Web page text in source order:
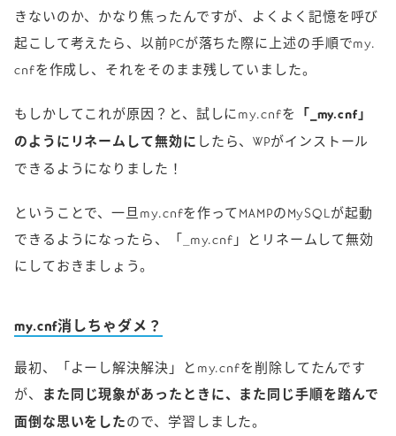
きないのか、かなり焦ったんですが、よくよく記憶を呼び
起こして考えたら、以前PCが落ちた際に上述の手順でmy.
cnfを作成し、それをそのまま残していました。
もしかしてこれが原因？と、試しにmy.cnfを
「_my.cnf」
のようにリネームして無効に したら、WPがインストール
できるようになりました！
ということで、一旦my.cnfを作ってMAMPのMySQLが起動
できるようになったら、「_my.cnf」とリネームして無効
にしておきましょう。
my.cnf消しちゃダメ？
最初、「よーし解決解決」とmy.cnfを削除してたんです
が、
また同じ現象があったときに、また同じ手順を踏んで
面倒な思いをしたので、学習しました。